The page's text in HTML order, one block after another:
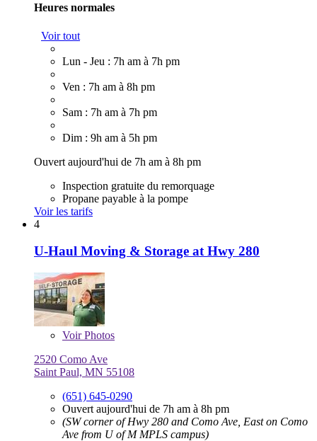
Heures normales
Voir tout
Lun - Jeu : 7h am à 7h pm
Ven : 7h am à 8h pm
Sam : 7h am à 7h pm
Dim : 9h am à 5h pm
Ouvert aujourd'hui de 7h am à 8h pm
Inspection gratuite du remorquage
Propane payable à la pompe
Voir les tarifs
4
U-Haul Moving & Storage at Hwy 280
VoirPhotos
2520 Como Ave
Saint Paul, MN 55108
(651) 645-0290
Ouvert aujourd'hui de 7h am à 8h pm
(SW corner of Hwy 280 and Como Ave, East on Como
Ave from U of M MPLS campus)